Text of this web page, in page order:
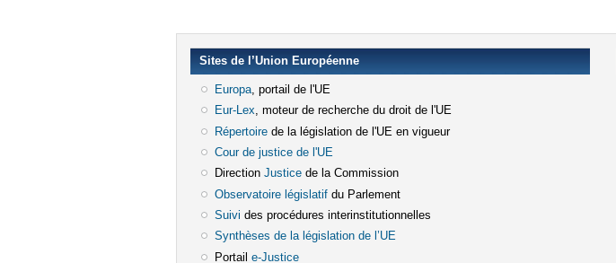
Sites de l’Union Européenne
Europa(le lien est externe)
, portail de l'UE
Eur-Lex(le lien est externe)
, moteur de recherche du droit de l'UE
Répertoire(le lien est externe)
de la législation de l'UE en vigueur
Cour de justice de l'UE
Direction Justice(le lien est externe)
de la Commission
Observatoire législatif(le lien est externe)
du Parlement
Suivi (le lien est externe)
des procédures interinstitutionnelles
Synthèses de la législation de l’UE(le lien est externe)
Portail e-Justice(le lien est externe)